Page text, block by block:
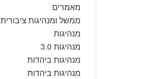
מאמרים
ממשל ומנהיגות ציבורית
מנהיגות
מנהיגות 3.0
מנהיגות ביהדות
מנהיגות ביהדות